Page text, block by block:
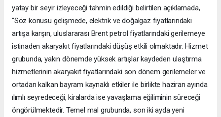
yatay bir seyir izleyeceği tahmin edildiği belirtilen açıklamada,
"Söz konusu gelişmede, elektrik ve doğalgaz fiyatlarındaki
artışa karşın, uluslararası Brent petrol fiyatlarındaki gerilemeye
istinaden akaryakıt fiyatlarındaki düşüş etkili olmaktadır. Hizmet
grubunda, yakın dönemde yüksek artışlar kaydeden ulaştırma
hizmetlerinin akaryakıt fiyatlarındaki son dönem gerilemeler ve
ortadan kalkan bayram kaynaklı etkiler ile birlikte haziran ayında
ılımlı seyredeceği, kiralarda ise yavaşlama eğiliminin süreceği
öngörülmektedir. Temel mal grubunda, son iki ayda yeni